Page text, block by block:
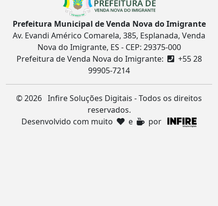
Prefeitura Municipal de Venda Nova do Imigrante
Av. Evandi Américo Comarela, 385, Esplanada, Venda
Nova do Imigrante, ES - CEP: 29375-000
Prefeitura de Venda Nova do Imigrante:
+55 28
99905-7214
©2026 Infire Soluções Digitais - Todos os direitos
reservados.
Desenvolvido com muito
e por